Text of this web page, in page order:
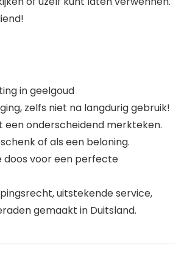
in geelgoud
zelfs niet na langdurig gebruik!
onderscheidend merkteken.
of als een beloning.
doos voor een perfecte
uitstekende service,
gemaakt in Duitsland.